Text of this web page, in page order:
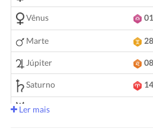
Vênus
Marte
Júpiter
Saturno
Urano
Ler mais